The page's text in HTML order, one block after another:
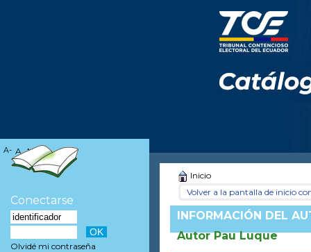
Inicio
Volver a la pantalla de inicio
INFORMACIÓN DEL
Autor Pau Luque
A- A A+
Conectarse
Olvidé mi contraseña